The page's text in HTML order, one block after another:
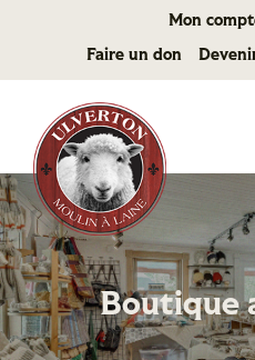
Mon
Faire un don
Boutique